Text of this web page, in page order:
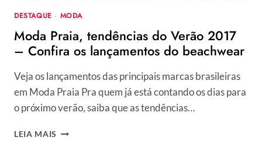
TALKS
E
ATIVAÇÕES
DESTAQUE · MODA
Moda Praia, tendências do Verão 2017
– Confira os lançamentos do beachwear
Veja os lançamentos das principais marcas brasileiras
em Moda Praia Pra quem já está contando os dias para
o próximo verão, saiba que as tendências…
LEIA MAIS MODA